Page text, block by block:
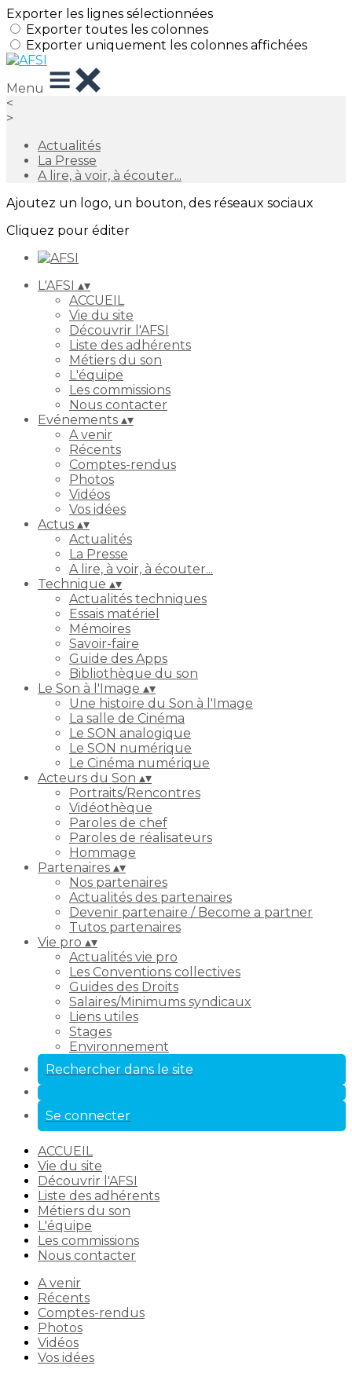
Exporter les lignes sélectionnées
Exporter toutes les colonnes
Exporter uniquement les colonnes affichées
Menu
<
>
Actualités
La Presse
A lire, à voir, à écouter...
Ajoutez un logo, un bouton, des réseaux sociaux
Cliquez pour éditer
L'AFSI ▴▾
ACCUEIL
Vie du site
Découvrir l'AFSI
Liste des adhérents
Métiers du son
L'équipe
Les commissions
Nous contacter
Evénements ▴▾
A venir
Récents
Comptes-rendus
Photos
Vidéos
Vos idées
Actus ▴▾
Actualités
La Presse
A lire, à voir, à écouter...
Technique ▴▾
Actualités techniques
Essais matériel
Mémoires
Savoir-faire
Guide des Apps
Bibliothèque du son
Le Son à l'Image ▴▾
Une histoire du Son à l'Image
La salle de Cinéma
Le SON analogique
Le SON numérique
Le Cinéma numérique
Acteurs du Son ▴▾
Portraits/Rencontres
Vidéothèque
Paroles de chef
Paroles de réalisateurs
Hommage
Partenaires ▴▾
Nos partenaires
Actualités des partenaires
Devenir partenaire / Become a partner
Tutos partenaires
Vie pro ▴▾
Actualités vie pro
Les Conventions collectives
Guides des Droits
Salaires/Minimums syndicaux
Liens utiles
Stages
Environnement
Rechercher dans le site
Se connecter
ACCUEIL
Vie du site
Découvrir l'AFSI
Liste des adhérents
Métiers du son
L'équipe
Les commissions
Nous contacter
A venir
Récents
Comptes-rendus
Photos
Vidéos
Vos idées